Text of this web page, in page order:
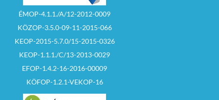
ÉMOP-4.1.1./A/12-2012-0009
KÖZOP-3.5.0-09-11-2015-066
KEOP-2015-5.7.0/15-2015-0326
KEOP-1.1.1./C/13-2013-0029
EFOP-1.4.2-16-2016-00009
KÖFOP-1.2.1-VEKOP-16